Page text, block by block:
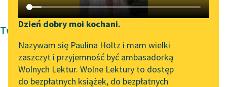
Katalog DAISY
Podkasty o książkach
Zgłoś brak utworu
Aktualności
„Prokurator Alicja Horn”
do słuchania
Narzędzia
Mapa Wolnych Lektur
Dzień dobry moi kochani.
Nazywam się Paulina Holtz i mam wielki
zaszczyt i przyjemność być ambasadorką
Wolnych Lektur. Wolne Lektury to dostęp
do bezpłatnych książek, do bezpłatnych
Twórczość Bolesław Prus
Bolesław Prus